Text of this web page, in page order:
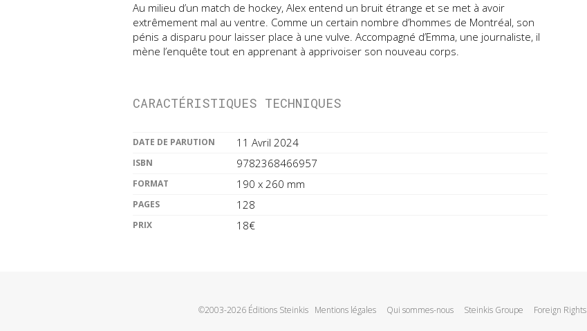
Au milieu d’un match de hockey, Alex entend un bruit étrange et se met à avoir
extrêmement mal au ventre. Comme un certain nombre d’hommes de Montréal, son
pénis a disparu pour laisser place à une vulve. Accompagné d’Emma, une journaliste, il
mène l’enquête tout en apprenant à apprivoiser son nouveau corps.
CARACTÉRISTIQUES TECHNIQUES
DATE DE PARUTION 11 Avril 2024
ISBN 9782368466957
FORMAT 190 x 260 mm
PAGES 128
PRIX 18€
©2003-2026 Éditions Steinkis Mentions légales Qui sommes-nous Steinkis Groupe Foreign Rights